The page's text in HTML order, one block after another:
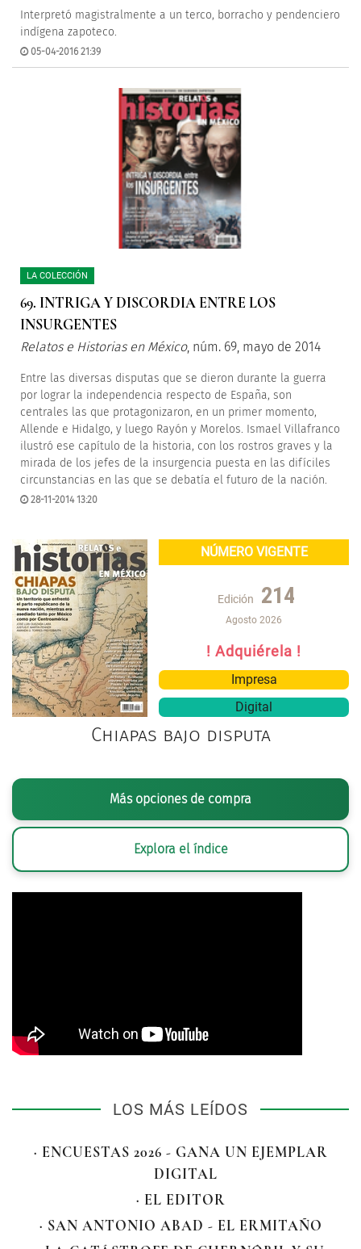
Interpretó magistralmente a un terco, borracho y pendenciero
indígena zapoteco.
05-04-2016 21:39
LA COLECCIÓN
69. INTRIGA Y DISCORDIA ENTRE LOS
INSURGENTES
Relatos e Historias en México, núm. 69, mayo de 2014
Entre las diversas disputas que se dieron durante la guerra
por lograr la independencia respecto de España, son
centrales las que protagonizaron, en un primer momento,
Allende e Hidalgo, y luego Rayón y Morelos. Ismael Villafranco
ilustró ese capítulo de la historia, con los rostros graves y la
mirada de los jefes de la insurgencia puesta en las difíciles
circunstancias en las que se debatía el futuro de la nación.
28-11-2014 13:20
NÚMERO VIGENTE
Edición 214
Agosto 2026
! Adquiérela !
Impresa
Digital
Chiapas bajo disputa
Más opciones de compra
Explora el índice
LOS MÁS LEÍDOS
· ENCUESTAS 2026 - GANA UN EJEMPLAR
DIGITAL
· EL EDITOR
· SAN ANTONIO ABAD - EL ERMITAÑO